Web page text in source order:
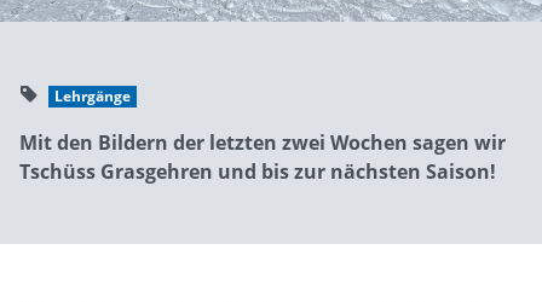
Lehrgänge
Mit den Bildern der letzten zwei Wochen sagen wir
Tschüss Grasgehren und bis zur nächsten Saison!